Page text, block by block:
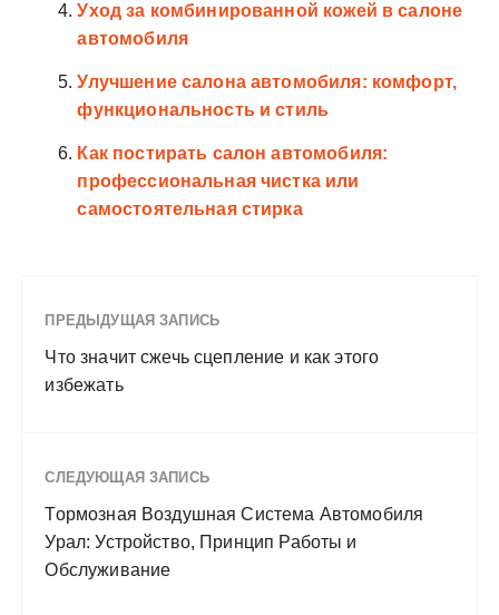
Уход за комбинированной кожей в салоне
автомобиля
Улучшение салона автомобиля: комфорт,
функциональность и стиль
Как постирать салон автомобиля:
профессиональная чистка или
самостоятельная стирка
ПРЕДЫДУЩАЯ ЗАПИСЬ
Что значит сжечь сцепление и как этого
избежать
СЛЕДУЮЩАЯ ЗАПИСЬ
Тормозная Воздушная Система Автомобиля
Урал: Устройство, Принцип Работы и
Обслуживание